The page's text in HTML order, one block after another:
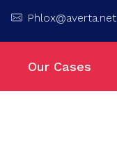
Phlox@averta.net
Our Cases